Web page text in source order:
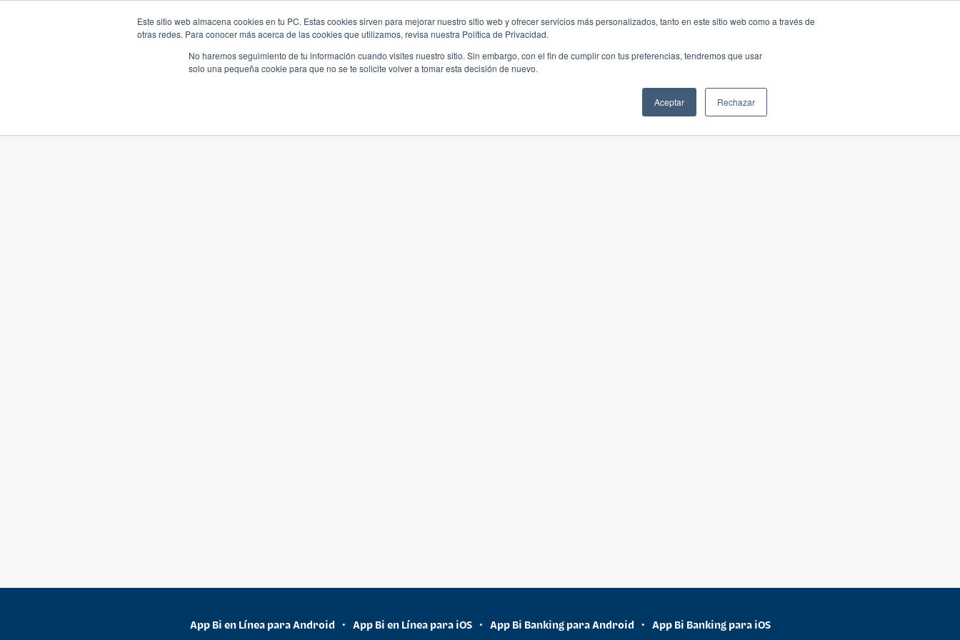
Este sitio web almacena cookies en tu PC. Estas cookies sirven para mejorar nuestro sitio web y ofrecer servicios más personalizados, tanto en este sitio web como a través de
otras redes. Para conocer más acerca de las cookies que utilizamos, revisa nuestra Política de Privacidad.
No haremos seguimiento de tu información cuando visites nuestro sitio. Sin embargo, con el fin de cumplir con tus preferencias, tendremos que usar
solo una pequeña cookie para que no se te solicite volver a tomar esta decisión de nuevo.
Aceptar Rechazar
App Bi en Línea para Android • App Bi en Línea para iOS • App Bi Banking para Android • App Bi Banking para iOS